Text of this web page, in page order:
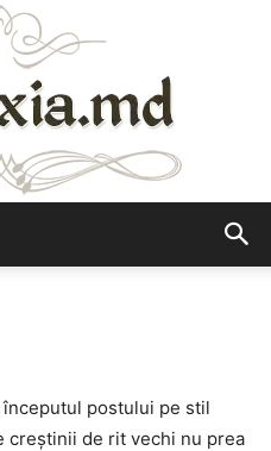
postului pe stil
creştinii de rit vechi nu prea